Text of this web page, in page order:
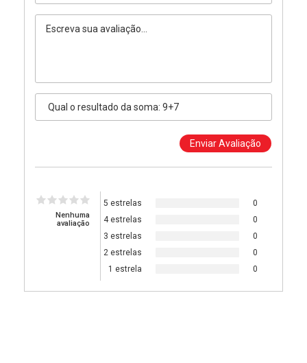
Nenhuma
avaliação
5 estrelas
0
4 estrelas
0
3 estrelas
0
2 estrelas
0
1 estrela
0